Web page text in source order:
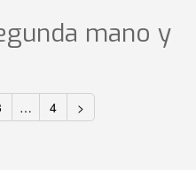
mano y
… 4 >